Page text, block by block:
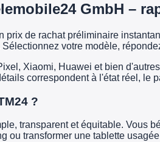
GmbH –
prix de rachat préliminaire
votre modèle,
Xiaomi, Huawei et bien
correspondent à l'état réel, le
?
transparent et équitable. Vous
ou transformer une tablette